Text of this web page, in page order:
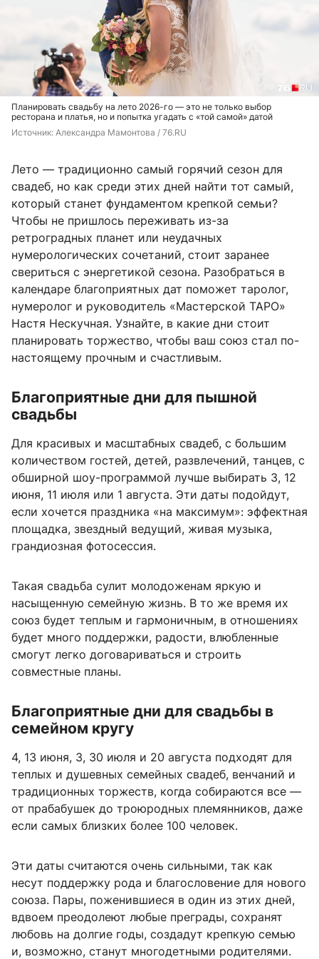
Планировать свадьбу на лето 2026-го — это не только выбор
ресторана и платья, но и попытка угадать с «той самой» датой
Источник: Александра Мамонтова / 76.RU
Лето — традиционно самый горячий сезон для
свадеб, но как среди этих дней найти тот самый,
который станет фундаментом крепкой семьи?
Чтобы не пришлось переживать из-за
ретроградных планет или неудачных
нумерологических сочетаний, стоит заранее
свериться с энергетикой сезона. Разобраться в
календаре благоприятных дат поможет таролог,
нумеролог и руководитель «Мастерской ТАРО»
Настя Нескучная. Узнайте, в какие дни стоит
планировать торжество, чтобы ваш союз стал по-
настоящему прочным и счастливым.
Благоприятные дни для пышной
свадьбы
Для красивых и масштабных свадеб, с большим
количеством гостей, детей, развлечений, танцев, с
обширной шоу-программой лучше выбирать 3, 12
июня, 11 июля или 1 августа. Эти даты подойдут,
если хочется праздника «на максимум»: эффектная
площадка, звездный ведущий, живая музыка,
грандиозная фотосессия.
Такая свадьба сулит молодоженам яркую и
насыщенную семейную жизнь. В то же время их
союз будет теплым и гармоничным, в отношениях
будет много поддержки, радости, влюбленные
смогут легко договариваться и строить
совместные планы.
Благоприятные дни для свадьбы в
семейном кругу
4, 13 июня, 3, 30 июля и 20 августа подходят для
теплых и душевных семейных свадеб, венчаний и
традиционных торжеств, когда собираются все —
от прабабушек до троюродных племянников, даже
если самых близких более 100 человек.
Эти даты считаются очень сильными, так как
несут поддержку рода и благословение для нового
союза. Пары, поженившиеся в один из этих дней,
вдвоем преодолеют любые преграды, сохранят
любовь на долгие годы, создадут крепкую семью
и, возможно, станут многодетными родителями.